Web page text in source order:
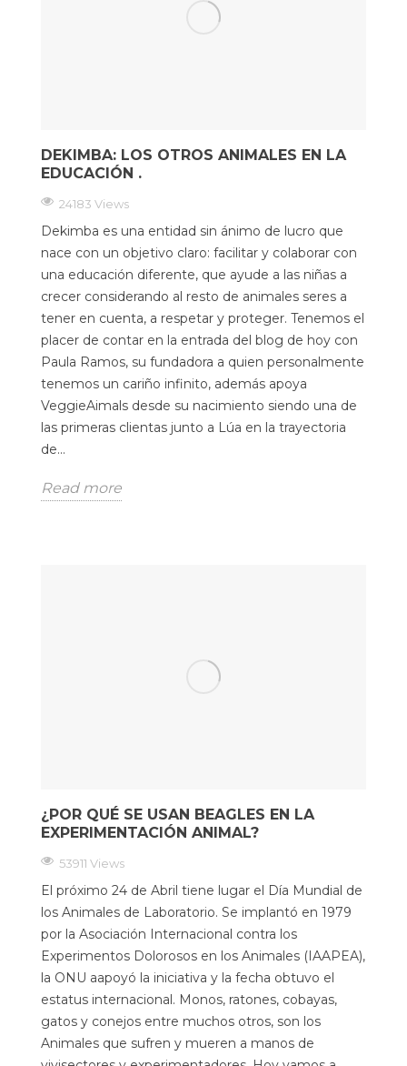
DEKIMBA: LOS OTROS ANIMALES EN LA
EDUCACIÓN .
24183 Views
Dekimba es una entidad sin ánimo de lucro que
nace con un objetivo claro: facilitar y colaborar con
una educación diferente, que ayude a las niñas a
crecer considerando al resto de animales seres a
tener en cuenta, a respetar y proteger. Tenemos el
placer de contar en la entrada del blog de hoy con
Paula Ramos, su fundadora a quien personalmente
tenemos un cariño infinito, además apoya
VeggieAimals desde su nacimiento siendo una de
las primeras clientas junto a Lúa en la trayectoria
de...
Read more
¿POR QUÉ SE USAN BEAGLES EN LA
EXPERIMENTACIÓN ANIMAL?
53911 Views
El próximo 24 de Abril tiene lugar el Día Mundial de
los Animales de Laboratorio. Se implantó en 1979
por la Asociación Internacional contra los
Experimentos Dolorosos en los Animales (IAAPEA),
la ONU aapoyó la iniciativa y la fecha obtuvo el
estatus internacional. Monos, ratones, cobayas,
gatos y conejos entre muchos otros, son los
Animales que sufren y mueren a manos de